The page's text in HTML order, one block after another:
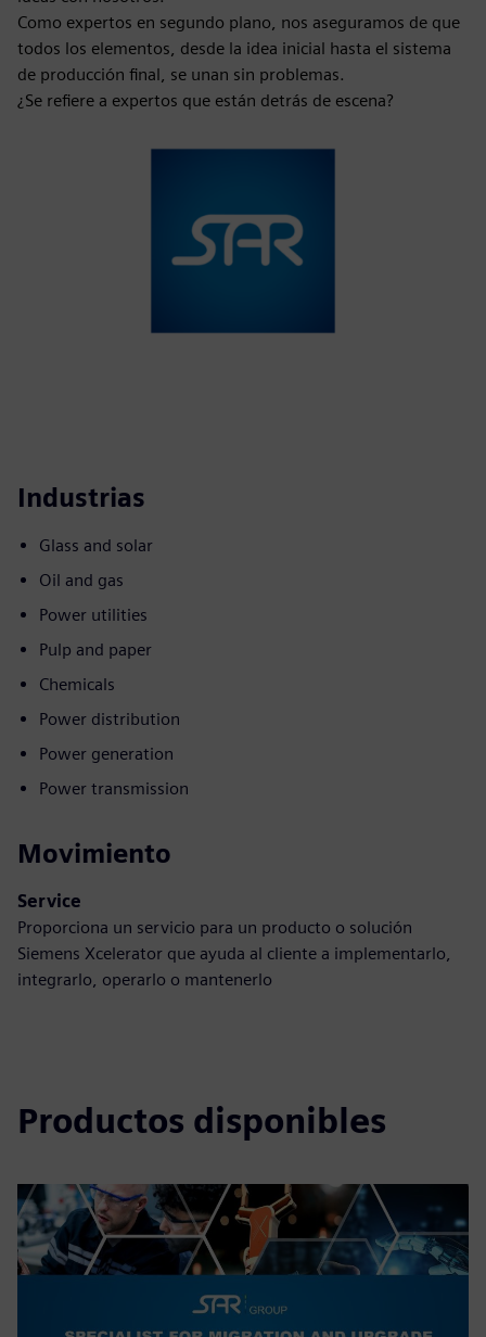
Como expertos en segundo plano, nos aseguramos de que
todos los elementos, desde la idea inicial hasta el sistema
de producción final, se unan sin problemas.
¿Se refiere a expertos que están detrás de escena?
Industrias
Glass and solar
Oil and gas
Power utilities
Pulp and paper
Chemicals
Power distribution
Power generation
Power transmission
Movimiento
Service
Proporciona un servicio para un producto o solución
Siemens Xcelerator que ayuda al cliente a implementarlo,
integrarlo, operarlo o mantenerlo
Productos disponibles